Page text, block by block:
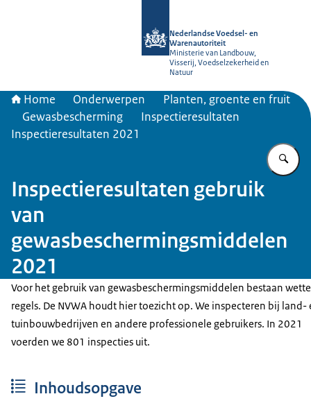
Nederlandse Voedsel- en
Warenautoriteit
Ministerie van Landbouw,
Visserij, Voedselzekerheid en
Natuur
Home Onderwerpen
Planten, groente en fruit
Gewasbescherming
Inspectieresultaten
Inspectieresultaten 2021
Inspectieresultaten gebruik
van
gewasbeschermingsmiddelen
2021
Voor het gebruik van gewasbeschermingsmiddelen bestaan
regels. De NVWA houdt hier toezicht op. We inspecteren bij land-
tuinbouwbedrijven en andere professionele gebruikers. In 2021
voerden we 801 inspecties uit.
Inhoudsopgave